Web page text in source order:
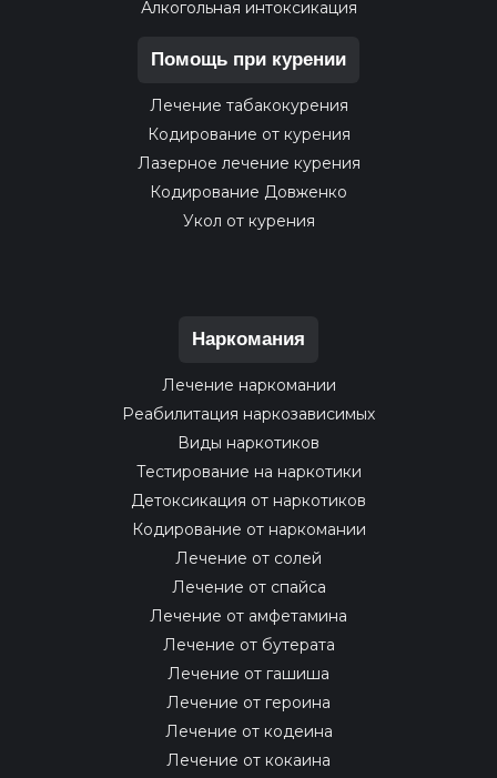
Алкогольная интоксикация
Помощь при курении
Лечение табакокурения
Кодирование от курения
Лазерное лечение курения
Кодирование Довженко
Укол от курения
Наркомания
Лечение наркомании
Реабилитация наркозависимых
Виды наркотиков
Тестирование на наркотики
Детоксикация от наркотиков
Кодирование от наркомании
Лечение от солей
Лечение от спайса
Лечение от амфетамина
Лечение от бутерата
Лечение от гашиша
Лечение от героина
Лечение от кодеина
Лечение от кокаина